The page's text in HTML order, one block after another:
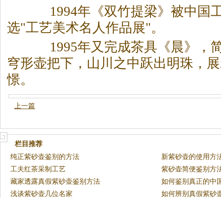
1994年《双竹提梁》被中国
选"工艺美术名人作品展"。
1995年又完成茶具《晨》，
穹形壶把下，山川之中跃出明珠，
憬。
上一篇
栏目推荐
纯正紫砂壶鉴别的方法
新紫砂壶的使用方
工夫红茶采制工艺
紫砂壶简便鉴别方
藏家透露真假紫砂壶鉴别方法
如何鉴别真正的中
浅谈紫砂壶几位名家
如何辨别真假紫砂